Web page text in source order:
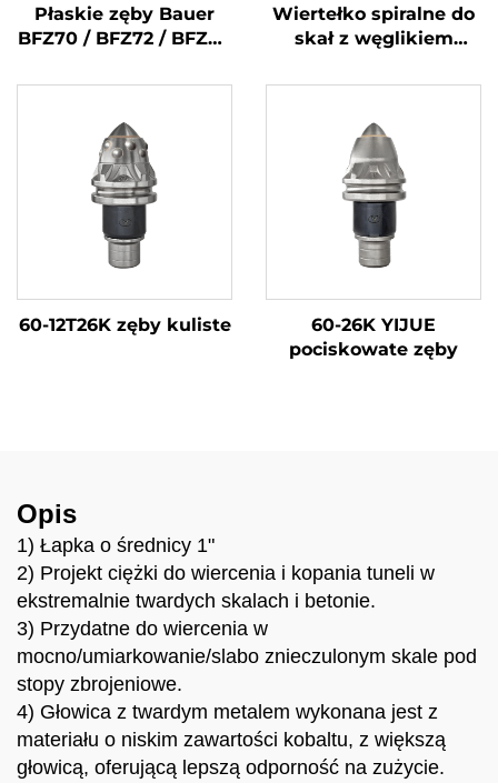
Płaskie zęby Bauer
BFZ70 / BFZ72 / BFZ80
wiercenia w glebie i
do wiercenia
Wiertełko spiralne do
skał z węglikiem
kuliste do wierceń
maszyn do wbijania
pali
60-12T26K zęby kuliste
60-26K YIJUE
pociskowate zęby
Opis
1) Łapka o średnicy 1"
2) Projekt ciężki do wiercenia i kopania tuneli w
ekstremalnie twardych skalach i betonie.
3) Przydatne do wiercenia w
mocno/umiarkowanie/slabo znieczulonym skale pod
stopy zbrojeniowe.
4) Głowica z twardym metalem wykonana jest z
materiału o niskim zawartości kobaltu, z większą
głowicą, oferującą lepszą odporność na zużycie.